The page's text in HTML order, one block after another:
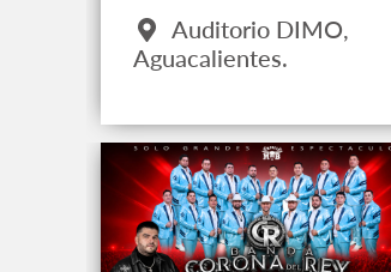
Auditorio DIMO,
Aguacalientes.